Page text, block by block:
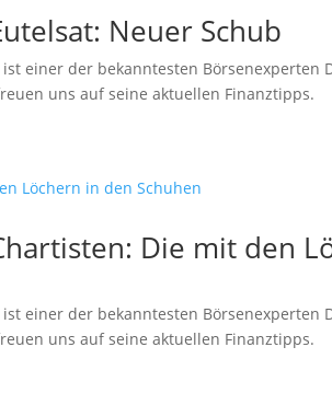
Neuer Schub
einer der bekanntesten Börsenexperten
uns auf seine aktuellen Finanztipps.
Die mit den
einer der bekanntesten Börsenexperten
uns auf seine aktuellen Finanztipps.